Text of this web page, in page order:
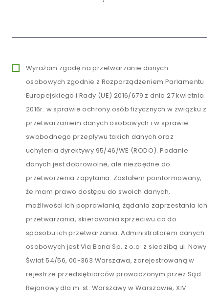
Wyrażam zgodę na przetwarzanie danych
osobowych zgodnie z Rozporządzeniem Parlamentu
Europejskiego i Rady (UE) 2016/679 z dnia 27 kwietnia
2016r. w sprawie ochrony osób fizycznych w związku z
przetwarzaniem danych osobowych i w sprawie
swobodnego przepływu takich danych oraz
uchylenia dyrektywy 95/46/WE (RODO). Podanie
danych jest dobrowolne, ale niezbędne do
przetworzenia zapytania. Zostałem poinformowany,
że mam prawo dostępu do swoich danych,
możliwości ich poprawiania, żądania zaprzestania ich
przetwarzania, skierowania sprzeciwu co do
sposobu ich przetwarzania. Administratorem danych
osobowych jest Via Bona Sp. z o.o. z siedzibą ul. Nowy
Świat 54/56, 00-363 Warszawa, zarejestrowaną w
rejestrze przedsiębiorców prowadzonym przez Sąd
Rejonowy dla m. st. Warszawy w Warszawie, XIV